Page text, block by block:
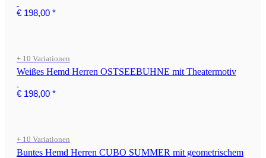
€ 198,00 *
+ 10 Variationen
Weißes Hemd Herren OSTSEEBUHNE mit Theatermotiv
€ 198,00 *
+ 10 Variationen
Buntes Hemd Herren CUBO SUMMER mit geometrischem